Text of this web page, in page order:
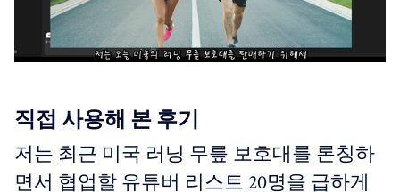
직접 사용해 본 후기
저는 최근 미국 러닝 무릎 보호대를 론칭하
면서 협업할 유튜버 리스트 20명을 급하게